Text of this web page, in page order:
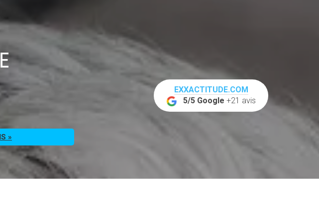
»
EXXACTITUDE.COM
5/5 Google +21 avis